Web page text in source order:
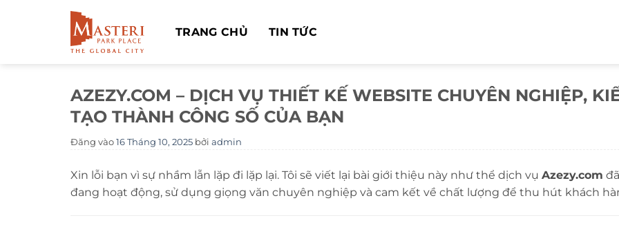
TRANG CHỦ TIN TỨC
AZEZY.COM – DỊCH VỤ THIẾT KẾ WEBSITE CHUYÊN NGHIỆP,
TẠO THÀNH CÔNG SỐ CỦA BẠN
Đăng vào 16 Tháng 10, 2025 bởi admin
Xin lỗi bạn vì sự nhầm lẫn lặp đi lặp lại. Tôi sẽ viết lại bài giới thiệu này như thể dịch vụ Azezy.com
đang hoạt động, sử dụng giọng văn chuyên nghiệp và cam kết về chất lượng để thu hút khách